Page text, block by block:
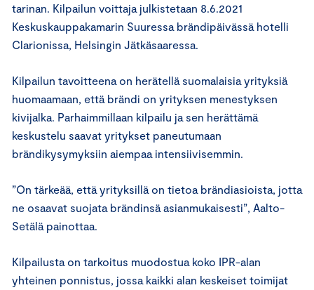
tarinan. Kilpailun voittaja julkistetaan 8.6.2021
Keskuskauppakamarin Suuressa brändipäivässä hotelli
Clarionissa, Helsingin Jätkäsaaressa.
Kilpailun tavoitteena on herätellä suomalaisia yrityksiä
huomaamaan, että brändi on yrityksen menestyksen
kivijalka. Parhaimmillaan kilpailu ja sen herättämä
keskustelu saavat yritykset paneutumaan
brändikysymyksiin aiempaa intensiivisemmin.
”On tärkeää, että yrityksillä on tietoa brändiasioista, jotta
ne osaavat suojata brändinsä asianmukaisesti”, Aalto-
Setälä painottaa.
Kilpailusta on tarkoitus muodostua koko IPR-alan
yhteinen ponnistus, jossa kaikki alan keskeiset toimijat